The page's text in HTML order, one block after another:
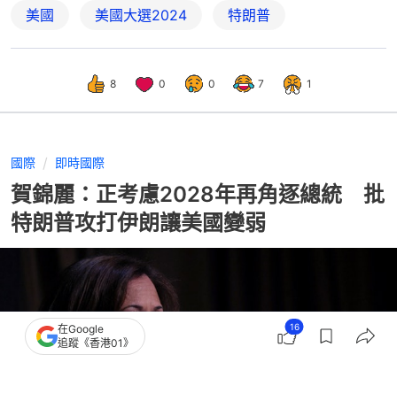
美國 美國大選2024 特朗普
8 0 0 7 1
國際 即時國際
賀錦麗：正考慮2028年再角逐總統 批
特朗普攻打伊朗讓美國變弱
在Google
追蹤《香港01》
16